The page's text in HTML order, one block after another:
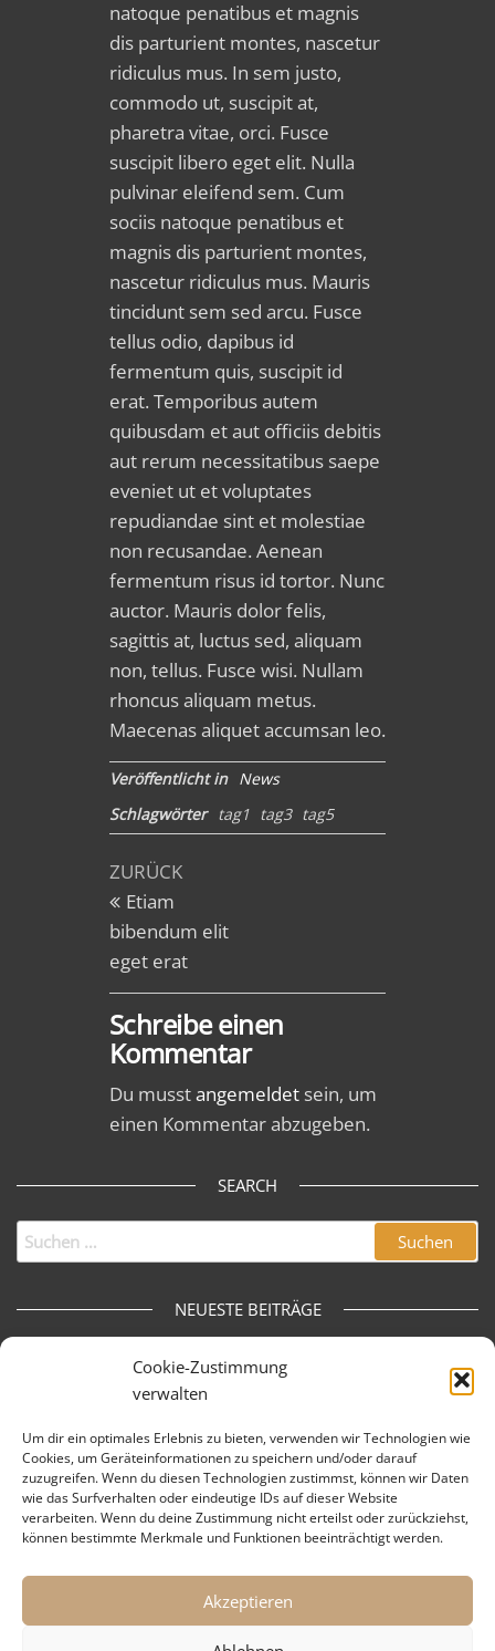
Cookie-Zustimmung
verwalten
Um dir ein optimales Erlebnis zu bieten, verwenden wir Technologien wie
Cookies, um Geräteinformationen zu speichern und/oder darauf
zuzugreifen. Wenn du diesen Technologien zustimmst, können wir Daten
wie das Surfverhalten oder eindeutige IDs auf dieser Website
verarbeiten. Wenn du deine Zustimmung nicht erteilst oder zurückziehst,
können bestimmte Merkmale und Funktionen beeinträchtigt werden.
Akzeptieren
natoque penatibus et magnis
dis parturient montes, nascetur
ridiculus mus. In sem justo,
commodo ut, suscipit at,
pharetra vitae, orci. Fusce
suscipit libero eget elit. Nulla
pulvinar eleifend sem. Cum
sociis natoque penatibus et
magnis dis parturient montes,
nascetur ridiculus mus. Mauris
tincidunt sem sed arcu. Fusce
tellus odio, dapibus id
fermentum quis, suscipit id
erat. Temporibus autem
quibusdam et aut officiis debitis
aut rerum necessitatibus saepe
eveniet ut et voluptates
repudiandae sint et molestiae
non recusandae. Aenean
fermentum risus id tortor. Nunc
auctor. Mauris dolor felis,
sagittis at, luctus sed, aliquam
non, tellus. Fusce wisi. Nullam
rhoncus aliquam metus.
Maecenas aliquet accumsan leo.
Veröffentlicht in
News
Schlagwörter
tag1 tag3 tag5
Beitragsnavigation
Vorheriger
Beitrag
ZURÜCK
Etiam
bibendum elit
eget erat
Schreibe einen
Kommentar
Du musstangemeldetsein, um
einen Kommentar abzugeben.
SEARCH
Suchen
nach:
NEUESTE BEITRÄGE
Donec iaculis gravida nulla
Etiam bibendum elit eget erat
Praesent id justo in neque elementum
Cum sociis natoque penatibus et magnis
Nam sed tellus id magna elementum tincidunt
Oktober 2018